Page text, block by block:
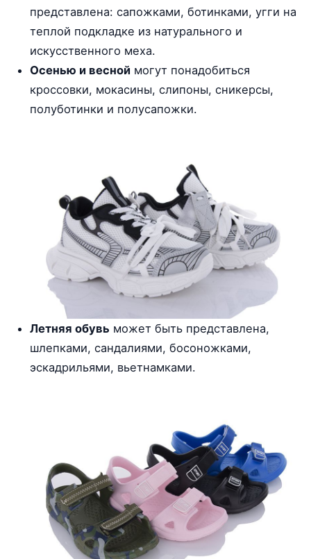
представлена: сапожками, ботинками, угги на
теплой подкладке из натурального и
искусственного меха.
Осенью и весной могут понадобиться
кроссовки, мокасины, слипоны, сникерсы,
полуботинки и полусапожки.
Летняя обувь может быть представлена,
шлепками, сандалиями, босоножками,
эскадрильями, вьетнамками.